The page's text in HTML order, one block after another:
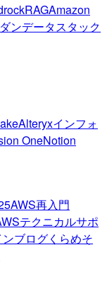
RAGAmazon
ンデータスタック
Alteryxインフォ
OneNotion
AWS再入門
テクニカルサポ
ンブログくらめそ